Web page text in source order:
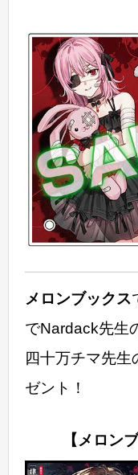
メロンブックス
でNardack先生
四十万チマ先生
ゼント！
【メロン